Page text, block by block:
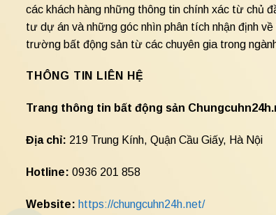
các khách hàng những thông tin chính xác từ chủ
tư dự án và những góc nhìn phân tích nhận định về
trường bất động sản từ các chuyên gia trong
THÔNG TIN LIÊN HỆ
Trang thông tin bất động sản
Địa chỉ: 219 Trung Kính, Quận Cầu Giấy, Hà Nội
Hotline: 0936 201 858
Website: https://chungcuhn24h.net/